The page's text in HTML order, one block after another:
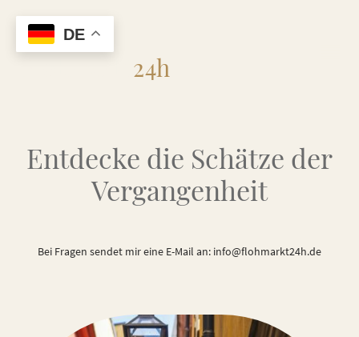
24h
Entdecke die Schätze der
Vergangenheit
Bei Fragen sendet mir eine E-Mail an: info@flohmarkt24h.de
DE